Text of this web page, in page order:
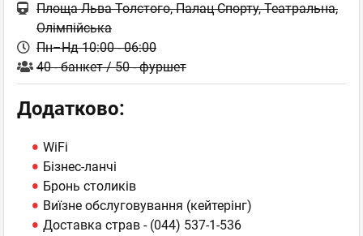
Площа Льва Толстого, Палац Спорту, Театральна,
Олімпійська
Пн–Нд 10:00 - 06:00
40 - банкет / 50 - фуршет
Додатково:
WiFi
Бізнес-ланчі
Бронь столиків
Виїзне обслуговування (кейтерінг)
Доставка страв - (044) 537-1-536